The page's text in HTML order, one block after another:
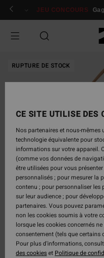
Passer
Se connecter / s'inscrire
JEU CONCOURS
RUPTURE DE STOCK
CE SITE UTILISE DES
Nos partenaires et nous-
technologie équivalente pour
informations sur votre appareil.
(comme vos données de
être utilisées pour vous
personnalisés ; pour mesurer la
contenu ; pour personnaliser les
sur leur audience ; pour
partenaires. Vous pouvez
non les cookies soumis à votre
lorsque les cookies concernés
consentement (tels que certains
Pour plus d'informations,
des cookieset Politique de